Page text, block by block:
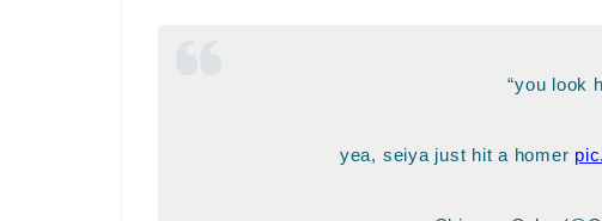
“you look
yea, seiya just hit a homer